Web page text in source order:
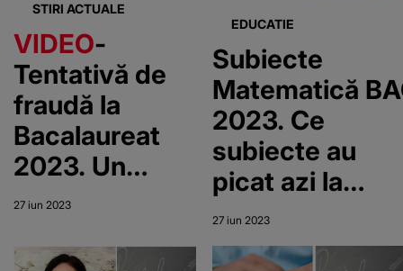
STIRI ACTUALE
VIDEO-
Tentativă de
fraudă la
Bacalaureat
2023. Un
candidat din
eliminat, după
27 iun 2023
EDUCATIE
Subiecte
Matematică
2023. Ce
subiecte au
picat azi la
Bacalaureat
pentru profilul
27 iun 2023